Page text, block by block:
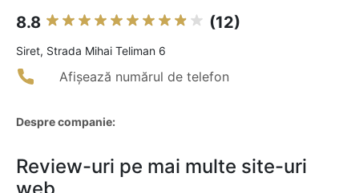
8.8 (12)
Siret, Strada Mihai Teliman 6
Afișează numărul de telefon
Despre companie:
Review-uri pe mai multe site-uri